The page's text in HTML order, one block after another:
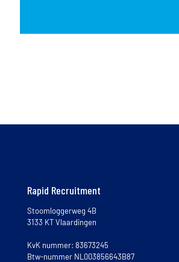
Rapid Recruitment
Stoomloggerweg 4B
3133 KT Vlaardingen
KvK nummer: 83673245
Btw-nummer NL003856643B87